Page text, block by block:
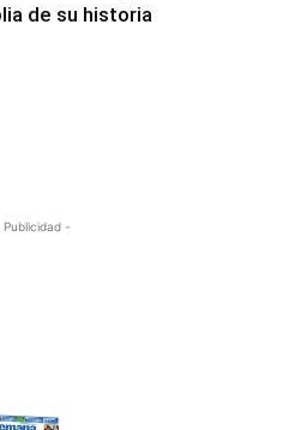
de su historia
Publicidad -